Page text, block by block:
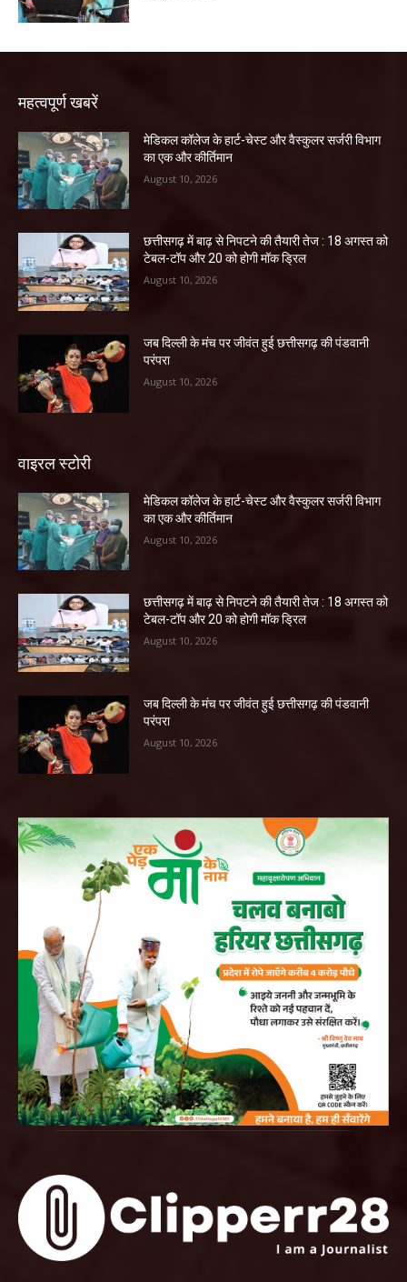
महत्वपूर्ण खबरें
​मेडिकल कॉलेज के हार्ट-चेस्ट और वैस्कुलर सर्जरी विभाग
का एक और कीर्तिमान
August 10, 2026
छत्तीसगढ़ में बाढ़ से निपटने की तैयारी तेज : 18 अगस्त को
टेबल-टॉप और 20 को होगी मॉक ड्रिल
August 10, 2026
जब दिल्ली के मंच पर जीवंत हुई छत्तीसगढ़ की पंडवानी
परंपरा
August 10, 2026
वाइरल स्टोरी
​मेडिकल कॉलेज के हार्ट-चेस्ट और वैस्कुलर सर्जरी विभाग
का एक और कीर्तिमान
August 10, 2026
छत्तीसगढ़ में बाढ़ से निपटने की तैयारी तेज : 18 अगस्त को
टेबल-टॉप और 20 को होगी मॉक ड्रिल
August 10, 2026
जब दिल्ली के मंच पर जीवंत हुई छत्तीसगढ़ की पंडवानी
परंपरा
August 10, 2026